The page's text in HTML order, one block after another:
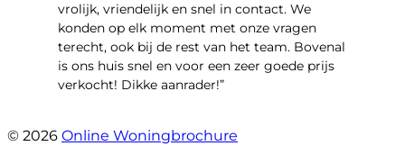
vrolijk, vriendelijk en snel in contact. We
konden op elk moment met onze vragen
terecht, ook bij de rest van het team. Bovenal
is ons huis snel en voor een zeer goede prijs
verkocht! Dikke aanrader!”
© 2026 Online Woningbrochure